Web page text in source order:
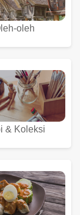
oleh
& Koleksi